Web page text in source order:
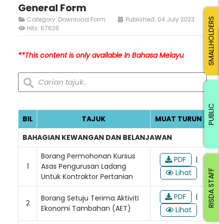
General Form
Category: Download Form
Published: 04 July 2023
Hits: 67626
**This content is only available in Bahasa Melayu
BIL TAJUK
MUAT TURUN
BAHAGIAN KEWANGAN DAN BELANJAWAN
1
Borang Permohonan Kursus
Asas Pengurusan Ladang
Untuk Kontraktor Pertanian
PDF
|
Lihat
2
Borang Setuju Terima Aktiviti
Ekonomi Tambahan (AET)
PDF
|
Lihat
RISDA STAFF
SMALLHOLDERS
PUBLIC